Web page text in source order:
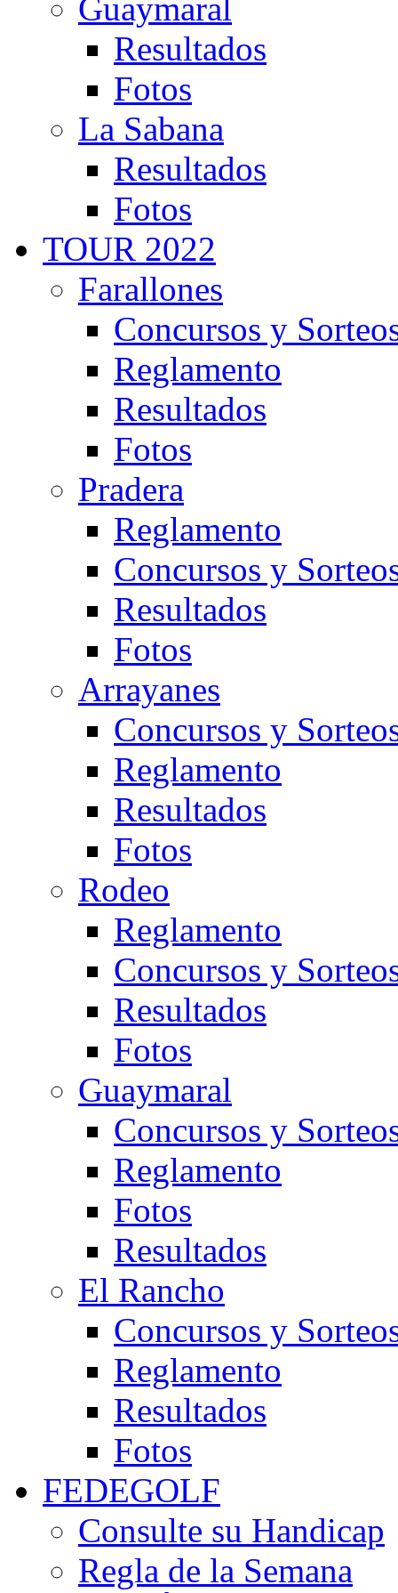
Guaymaral
Resultados
Fotos
La Sabana
Resultados
Fotos
TOUR 2022
Farallones
Concursos y
Reglamento
Resultados
Fotos
Pradera
Reglamento
Concursos y
Resultados
Fotos
Arrayanes
Concursos y
Reglamento
Resultados
Fotos
Rodeo
Reglamento
Concursos y
Resultados
Fotos
Guaymaral
Concursos y
Reglamento
Fotos
Resultados
El Rancho
Concursos y
Reglamento
Resultados
Fotos
FEDEGOLF
Consulte su Handicap
Regla de la Semana